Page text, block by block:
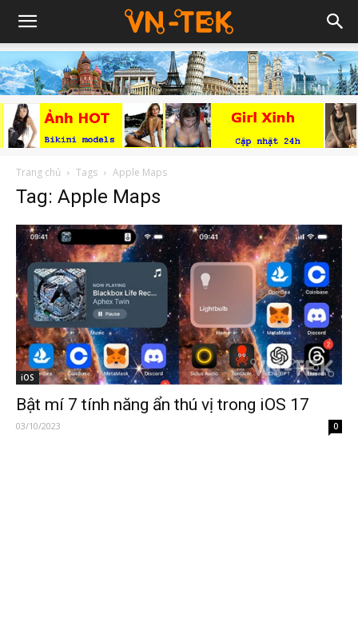
Trang chủ Tags Apple Maps
Tag: Apple Maps
iOS
Bật mí 7 tính năng ẩn thú vị trong iOS 17
03/10/2023 0